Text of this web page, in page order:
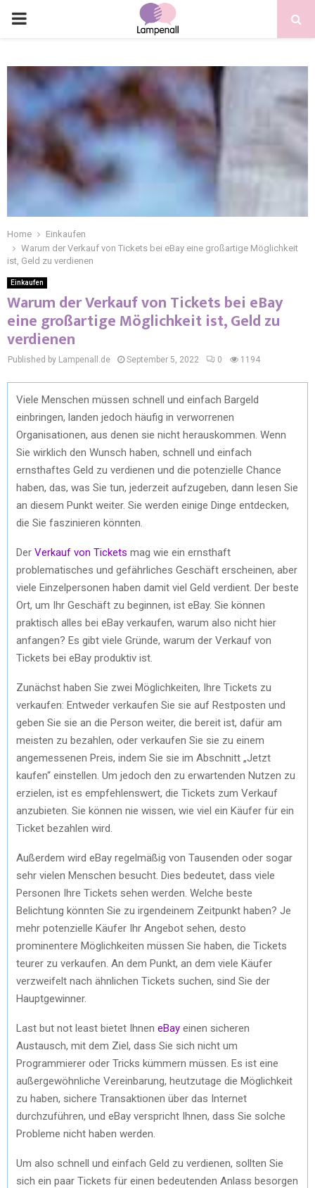
Home
Einkaufen
Warum der Verkauf von Tickets bei eBay eine großartige Möglichkeit
ist, Geld zu verdienen
Einkaufen
Warum der Verkauf von Tickets bei eBay
eine großartige Möglichkeit ist, Geld zu
verdienen
Published by Lampenall.de September 5, 2022 0 1194
Viele Menschen müssen schnell und einfach Bargeld
einbringen, landen jedoch häufig in verworrenen
Organisationen, aus denen sie nicht herauskommen. Wenn
Sie wirklich den Wunsch haben, schnell und einfach
ernsthaftes Geld zu verdienen und die potenzielle Chance
haben, das, was Sie tun, jederzeit aufzugeben, dann lesen Sie
an diesem Punkt weiter. Sie werden einige Dinge entdecken,
die Sie faszinieren könnten.
Der Verkauf von Tickets mag wie ein ernsthaft
problematisches und gefährliches Geschäft erscheinen, aber
viele Einzelpersonen haben damit viel Geld verdient. Der beste
Ort, um Ihr Geschäft zu beginnen, ist eBay. Sie können
praktisch alles bei eBay verkaufen, warum also nicht hier
anfangen? Es gibt viele Gründe, warum der Verkauf von
Tickets bei eBay produktiv ist.
Zunächst haben Sie zwei Möglichkeiten, Ihre Tickets zu
verkaufen: Entweder verkaufen Sie sie auf Restposten und
geben Sie sie an die Person weiter, die bereit ist, dafür am
meisten zu bezahlen, oder verkaufen Sie sie zu einem
angemessenen Preis, indem Sie sie im Abschnitt „Jetzt
kaufen“ einstellen. Um jedoch den zu erwartenden Nutzen zu
erzielen, ist es empfehlenswert, die Tickets zum Verkauf
anzubieten. Sie können nie wissen, wie viel ein Käufer für ein
Ticket bezahlen wird.
Außerdem wird eBay regelmäßig von Tausenden oder sogar
sehr vielen Menschen besucht. Dies bedeutet, dass viele
Personen Ihre Tickets sehen werden. Welche beste
Belichtung könnten Sie zu irgendeinem Zeitpunkt haben? Je
mehr potenzielle Käufer Ihr Angebot sehen, desto
prominentere Möglichkeiten müssen Sie haben, die Tickets
teurer zu verkaufen. An dem Punkt, an dem viele Käufer
verzweifelt nach ähnlichen Tickets suchen, sind Sie der
Hauptgewinner.
Last but not least bietet Ihnen eBay einen sicheren
Austausch, mit dem Ziel, dass Sie sich nicht um
Programmierer oder Tricks kümmern müssen. Es ist eine
außergewöhnliche Vereinbarung, heutzutage die Möglichkeit
zu haben, sichere Transaktionen über das Internet
durchzuführen, und eBay verspricht Ihnen, dass Sie solche
Probleme nicht haben werden.
Um also schnell und einfach Geld zu verdienen, sollten Sie
sich ein paar Tickets für einen bedeutenden Anlass besorgen